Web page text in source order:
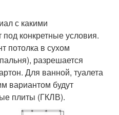
с какими
конкретные условия.
потолка в сухом
разрешается
Для ванной, туалета
вариантом будут
плиты (ГКЛВ).